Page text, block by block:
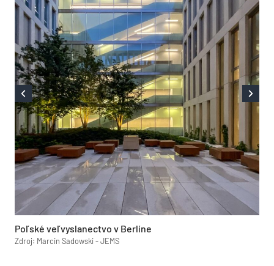
Poľské veľvyslanectvo v Berlíne
Zdroj: Marcin Sadowski - JEMS